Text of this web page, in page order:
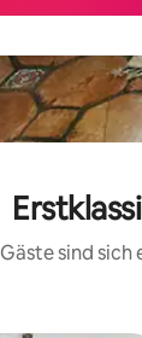
Gäste sind